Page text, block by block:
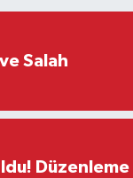
Salah
Düzenleme